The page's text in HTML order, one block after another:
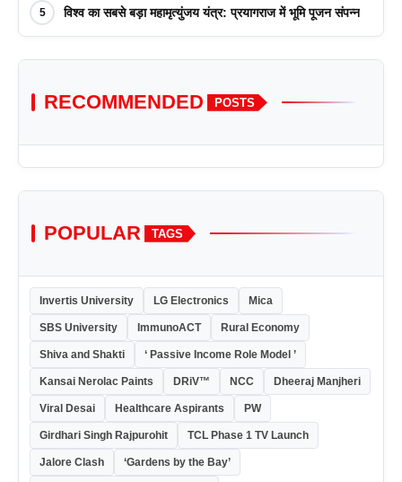
5 विश्व का सबसे बड़ा महामृत्युंजय यंत्र: प्रयागराज में भूमि पूजन संपन्न
RECOMMENDED POSTS
POPULAR TAGS
Invertis University LG Electronics Mica
SBS University ImmunoACT Rural Economy
Shiva and Shakti ‘ Passive Income Role Model ’
Kansai Nerolac Paints DRiV™ NCC Dheeraj Manjheri
Viral Desai Healthcare Aspirants PW
Girdhari Singh Rajpurohit TCL Phase 1 TV Launch
Jalore Clash ‘Gardens by the Bay’